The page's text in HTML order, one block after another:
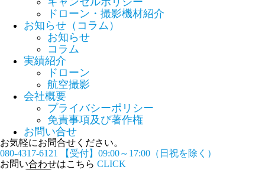
ドローン・撮影機材紹介
お知らせ（コラム）
お知らせ
コラム
実績紹介
ドローン
航空撮影
会社概要
プライバシーポリシー
免責事項及び著作権
お問い合せ
お気軽にお問合せください。
080-4317-6121
【受付】09:00～17:00（日祝を除く）
お問い合わせはこちら CLICK